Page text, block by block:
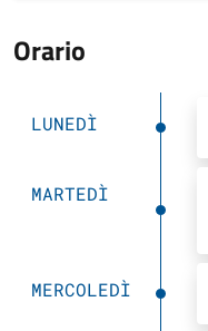
Orario
LUNEDÌ
MARTEDÌ
MERCOLEDÌ